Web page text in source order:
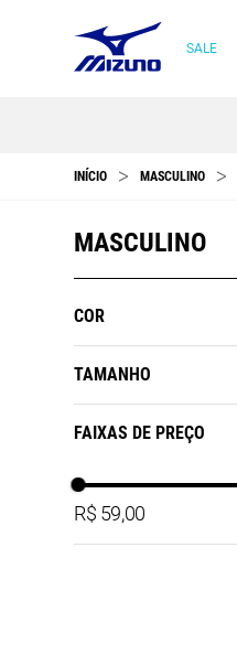
SALE
MASCULINO
MASCULINO
COR
Vermelho
TAMANHO
U
FAIXAS DE PREÇO
R$ 59,00